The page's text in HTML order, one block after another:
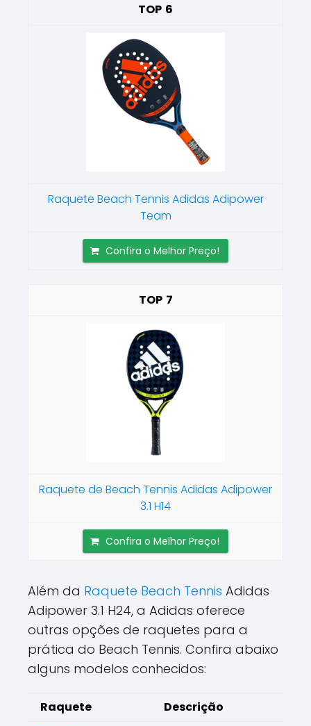
6
Raquete Beach Tennis Adidas Adipower
Team
Confira o Melhor Preço!
7
Raquete de Beach Tennis Adidas Adipower
3.1 H14
Confira o Melhor Preço!
Além da Raquete Beach Tennis Adidas
Adipower 3.1 H24, a Adidas oferece
outras opções de raquetes para a
prática do Beach Tennis. Confira abaixo
alguns modelos conhecidos:
Raquete
Descrição